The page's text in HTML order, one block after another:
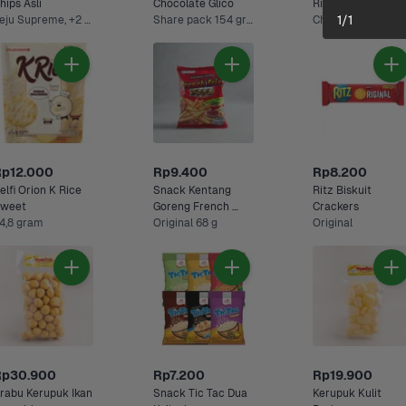
Asli
Keju Supreme, +2 Lainnya
Chocolate Glico
Share pack 154 gram
Ritz 91 gram
Chocolate
Orion K Rice
gram
Rp9.400
Snack Kentang
Goreng French
Fries 2000
Original 68 g
Rp8.200
Ritz Biskuit
Crackers
Original
Kerupuk Ikan
Rp7.200
Snack Tic Tac Dua
Rp19.900
Kerupuk Kulit
1/1